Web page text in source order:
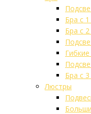
Бра с
Бра с
Бра с
Люстры